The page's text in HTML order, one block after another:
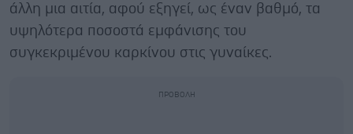
άλλη μια αιτία, αφού εξηγεί, ως έναν βαθμό, τα
υψηλότερα ποσοστά εμφάνισης του
συγκεκριμένου καρκίνου στις γυναίκες.